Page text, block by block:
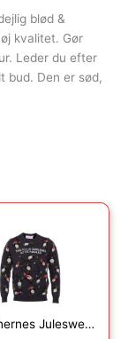
blød &
kvalitet. Gør
Leder du efter
bud. Den er sød,
Pingvinernes Julesweater LED – Børn